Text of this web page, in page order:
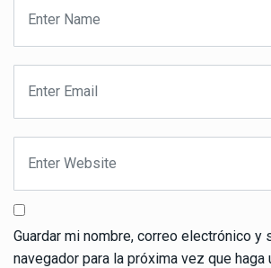
Guardar mi nombre, correo electrónico
navegador para la próxima vez que haga